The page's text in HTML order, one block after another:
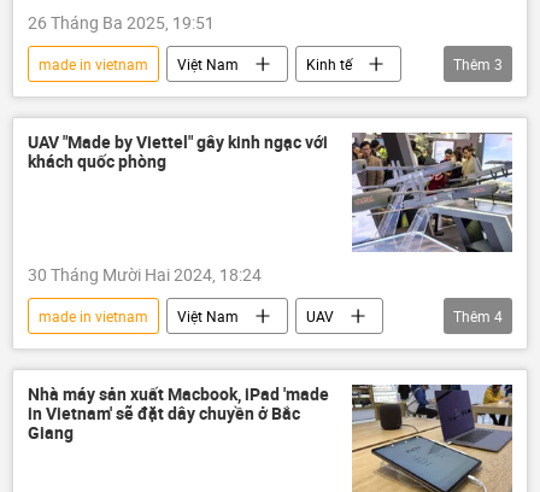
26 Tháng Ba 2025, 19:51
made in vietnam Việt Nam
Kinh tế
Donald Trump
Chính trị Thế giới
Thêm 3
UAV "Made by Viettel" gây kinh ngạc với
khách quốc phòng
30 Tháng Mười Hai 2024, 18:24
made in vietnam Việt Nam
UAV
Viettel
máy bay không người lái
cuộc triển lãm
Quân sự
Thêm 4
Nhà máy sản xuất Macbook, iPad 'made
in Vietnam' sẽ đặt dây chuyền ở Bắc
Giang